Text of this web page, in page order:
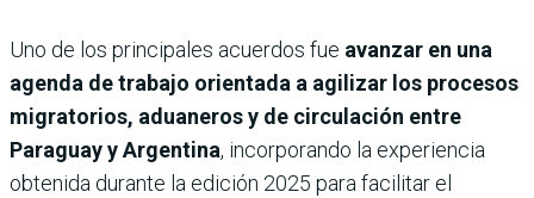
Uno de los principales acuerdos fue avanzar en una
agenda de trabajo orientada a agilizar los procesos
migratorios, aduaneros y de circulación entre
Paraguay y Argentina, incorporando la experiencia
obtenida durante la edición 2025 para facilitar el